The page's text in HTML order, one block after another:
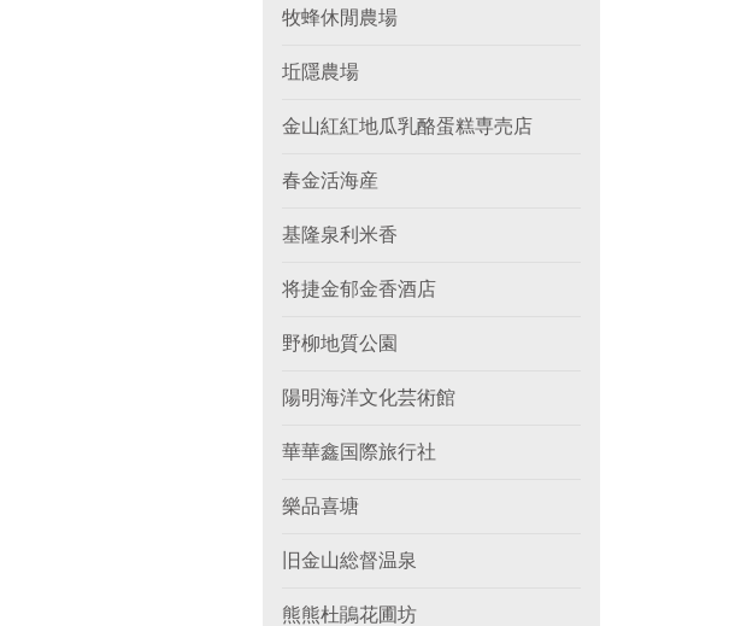
牧蜂休閒農場
坵隱農場
金山紅紅地瓜乳酪蛋糕専売店
春金活海産
基隆泉利米香
将捷金郁金香酒店
野柳地質公園
陽明海洋文化芸術館
華華鑫国際旅行社
樂品喜塘
旧金山総督温泉
熊熊杜鵑花圃坊